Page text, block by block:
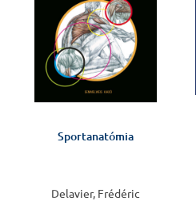
Sportanatómia
Delavier, Frédéric